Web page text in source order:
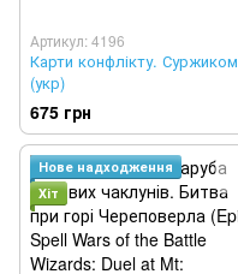
Артикул: 4196
Карти конфлікту. Суржиком
(укр)
675 грн
Нове надходження
Хіт